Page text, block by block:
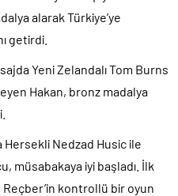
hazırlama telâşına düştü!.
yeniden açılıyor..
ekonomisini şaha kaldırdık!.
açıkladı!.
açıkladı..
cezası resmen onaylandı!.
alarak Türkiye’ye
getirdi.
Yeni Zelandalı Tom Burns
Hakan, bronz madalya
Hersekli Nedzad Husic ile
müsabakaya iyi başladı. İlk
kontrollü bir oyun